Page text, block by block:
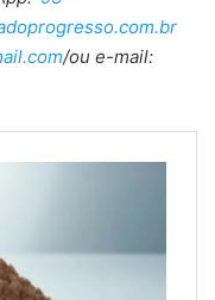
/ou e-mail: